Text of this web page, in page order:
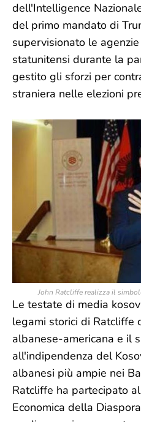
dell'Intelligence
del primo mandato di
supervisionato le
statunitensi durante la
gestito gli sforzi per
straniera nelle elezioni
John Ratcliffe realizza il
Le testate di media
legami storici di Ratcliffe
albanese-americana e il
all'indipendenza del
albanesi più ampie nei
Ratcliffe ha partecipato
Economica della